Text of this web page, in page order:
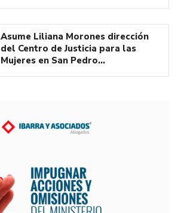
Asume Liliana Morones dirección
del Centro de Justicia para las
Mujeres en San Pedro…